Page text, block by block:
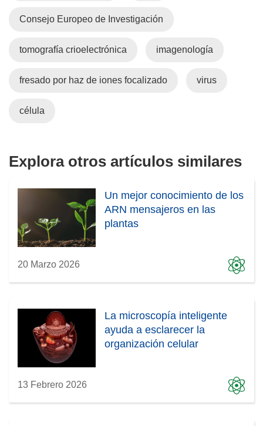
n
n
e
a
n
Consejo Europeo de Investigación
tomografía crioelectrónica imagenología
fresado por haz de iones focalizado virus
célula
Explora otros artículos similares
Un mejor conocimiento de los
ARN mensajeros en las
plantas
20 Marzo 2026
La microscopía inteligente
ayuda a esclarecer la
organización celular
13 Febrero 2026